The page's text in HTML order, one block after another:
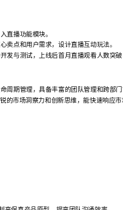
直播功能模块。
卖点和用户需求，设计直播互动玩法。
发与测试，上线后首月直播观看人数突
周期管理，具备丰富的团队管理和跨部
的市场洞察力和创新思维，能快速响应